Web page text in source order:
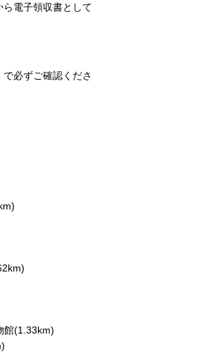
電子領収書として
必ずご確認くださ
館(1.33km)